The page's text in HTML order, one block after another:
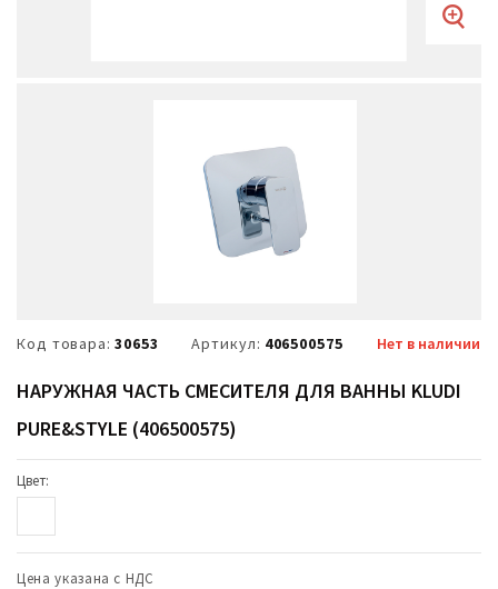
Код товара: 30653 Артикул: 406500575 Нет в наличии
НАРУЖНАЯ ЧАСТЬ СМЕСИТЕЛЯ ДЛЯ ВАННЫ KLUDI
PURE&STYLE (406500575)
Цвет:
Цена указана с НДС